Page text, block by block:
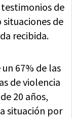
de
situaciones de
recibida.
67% de las
de violencia
20 años,
situación por